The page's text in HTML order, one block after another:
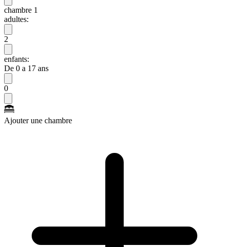
chambre 1
adultes:
2
enfants:
De 0 a 17 ans
0
Ajouter une chambre